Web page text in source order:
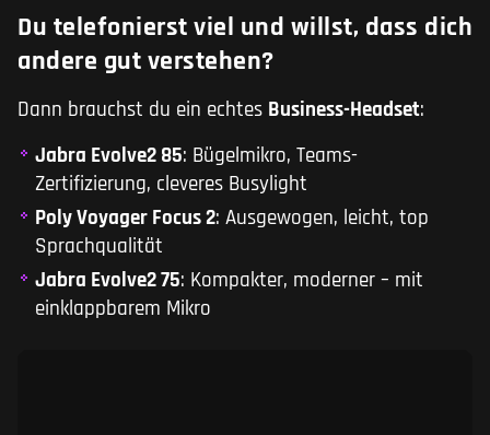
Du telefonierst viel und willst, dass dich
andere gut verstehen?
Dann brauchst du ein echtes Business-Headset:
Jabra Evolve2 85: Bügelmikro, Teams-
Zertifizierung, cleveres Busylight
Poly Voyager Focus 2: Ausgewogen, leicht, top
Sprachqualität
Jabra Evolve2 75: Kompakter, moderner – mit
einklappbarem Mikro